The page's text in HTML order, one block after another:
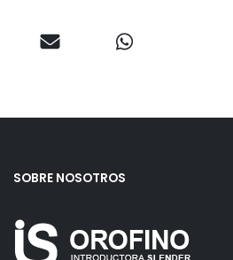
SOBRE NOSOTROS